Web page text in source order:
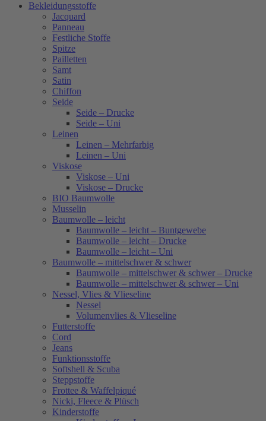
Bekleidungsstoffe
Jacquard
Panneau
Festliche Stoffe
Spitze
Pailletten
Samt
Satin
Chiffon
Seide
Seide – Drucke
Seide – Uni
Leinen
Leinen – Mehrfarbig
Leinen – Uni
Viskose
Viskose – Uni
Viskose – Drucke
BIO Baumwolle
Musselin
Baumwolle – leicht
Baumwolle – leicht – Buntgewebe
Baumwolle – leicht – Drucke
Baumwolle – leicht – Uni
Baumwolle – mittelschwer & schwer
Baumwolle – mittelschwer & schwer – Drucke
Baumwolle – mittelschwer & schwer – Uni
Nessel, Vlies & Vlieseline
Nessel
Volumenvlies & Vlieseline
Futterstoffe
Cord
Jeans
Funktionsstoffe
Softshell & Scuba
Steppstoffe
Frottee & Waffelpiqué
Nicki, Fleece & Plüsch
Kinderstoffe